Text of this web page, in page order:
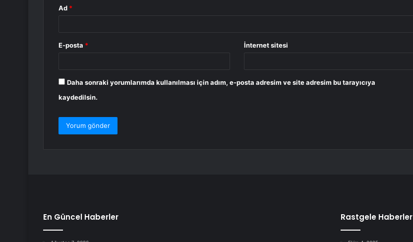
Ad *
E-posta * İnternet sitesi
Daha sonraki yorumlarımda kullanılması için adım, e-posta adresim ve site adresim bu tarayıcıya
kaydedilsin.
En Güncel Haberler Rastgele Haberler